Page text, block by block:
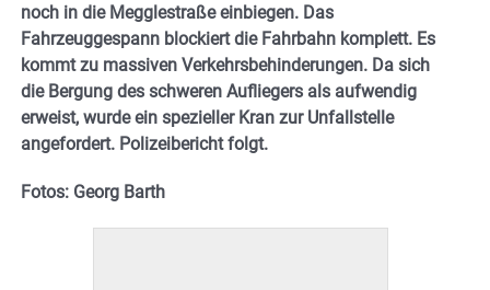
noch in die Megglestraße einbiegen. Das
Fahrzeuggespann blockiert die Fahrbahn komplett. Es
kommt zu massiven Verkehrsbehinderungen. Da sich
die Bergung des schweren Aufliegers als aufwendig
erweist, wurde ein spezieller Kran zur Unfallstelle
angefordert. Polizeibericht folgt.
Fotos: Georg Barth